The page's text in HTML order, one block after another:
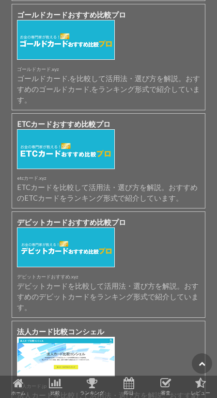
ゴールドカードおすすめ比較プロ
ゴールドカード.xyz
ゴールドカード.を比較して活用法・選び方を解説。おす
すめのゴールドカード.をランキング形式で紹介していま
す。
ETCカードおすすめ比較プロ
etcカード.xyz
ETCカードを比較して活用法・選び方を解説。おすすめ
のETCカードをランキング形式で紹介しています。
デビットカードおすすめ比較プロ
デビットカードおすすめ.xyz
デビットカードを比較して活用法・選び方を解説。おす
すめのデビットカードをランキング形式で紹介していま
す。
法人カード比較コンシェル
法人カード.jp
法人カードを比較して活用法・選び方を解説。おすすめ
ホーム 比較 ランキング 即日 審査 レビュー